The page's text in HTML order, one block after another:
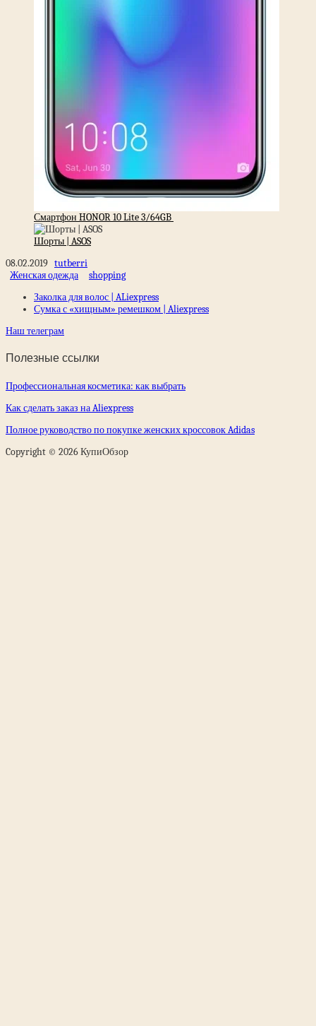
Смартфон HONOR 10 Lite 3/64GB
Шорты | ASOS
08.02.2019 tutberri
Женская одежда
shopping
Заколка для волос | ALiexpress
Сумка с «хищным» ремешком | Aliexpress
Наш телеграм
Полезные ссылки
Профессиональная косметика: как выбрать
Как сделать заказ на Aliexpress
Полное руководство по покупке женских кроссовок Adidas
Copyright © 2026 КупиОбзор